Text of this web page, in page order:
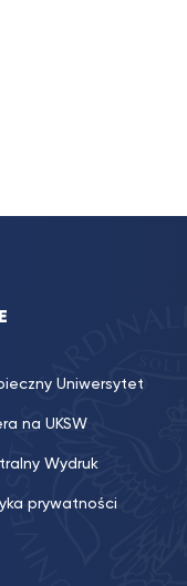
Uniwersytet
na UKSW
Wydruk
prywatności